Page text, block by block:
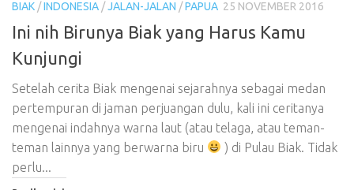
BIAK /INDONESIA /JALAN-JALAN /PAPUA 25 NOVEMBER 2016
Ini nih Birunya Biak yang Harus Kamu
Kunjungi
Setelah cerita Biak mengenai sejarahnya sebagai medan
pertempuran di jaman perjuangan dulu, kali ini ceritanya
mengenai indahnya warna laut (atau telaga, atau teman-
teman lainnya yang berwarna biru
) di Pulau Biak. Tidak
perlu...